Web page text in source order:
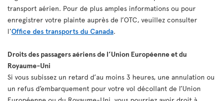
transport aérien. Pour de plus amples informations ou pour
enregistrer votre plainte auprès de l’OTC, veuillez consulter
l'Office des transports du Canada.
Droits des passagers aériens de l’Union Européenne et du
Royaume-Uni
Si vous subissez un retard d’au moins 3 heures, une annulation ou
un refus d’embarquement pour votre vol décollant de l’Union